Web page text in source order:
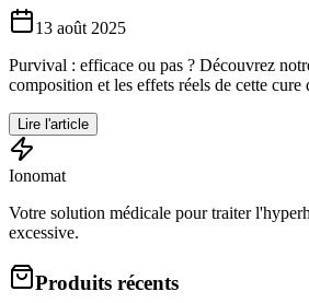
13 août 2025
Purvival : efficace ou pas ? Découvrez
composition et les effets réels de cette cure
Lire l'article
Ionomat
Votre solution médicale pour traiter
excessive.
Produits récents